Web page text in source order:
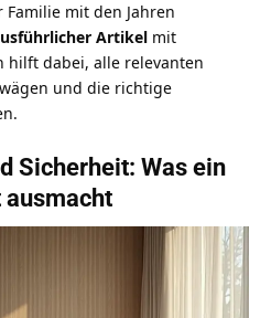
mit den Jahren
Artikel mit
dabei, alle relevanten
und die richtige
Sicherheit: Was ein